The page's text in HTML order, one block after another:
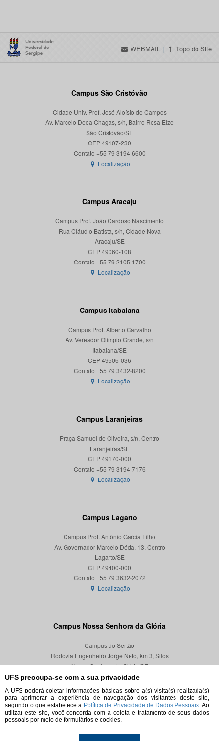
UFS preocupa-se com a sua privacidade
A UFS poderá coletar informações básicas sobre a(s) visita(s) realizada(s)
para aprimorar a experiência de navegação dos visitantes deste site,
segundo o que estabelece a Política de Privacidade de Dados Pessoais. Ao
utilizar este site, você concorda com a coleta e tratamento de seus dados
pessoais por meio de formulários e cookies.
WEBMAIL | Topo do Site
Campus São Cristóvão
Cidade Univ. Prof. José Aloísio de Campos
Av. Marcelo Deda Chagas, s/n, Bairro Rosa Elze
São Cristóvão/SE
CEP 49107-230
Localização
Campus Aracaju
Campus Prof. João Cardoso Nascimento
Rua Cláudio Batista, s/n, Cidade Nova
Aracaju/SE
CEP 49060-108
Localização
Campus Itabaiana
Campus Prof. Alberto Carvalho
Av. Vereador Olímpio Grande, s/n
Itabaiana/SE
CEP 49506-036
Localização
Campus Laranjeiras
Praça Samuel de Oliveira, s/n, Centro
Laranjeiras/SE
CEP 49170-000
Localização
Campus Lagarto
Campus Prof. Antônio Garcia Filho
Av. Governador Marcelo Déda, 13, Centro
Lagarto/SE
CEP 49400-000
Localização
Campus Nossa Senhora da Glória
Campus do Sertão
Rodovia Engenheiro Jorge Neto, km 3, Silos
Nossa Senhora da Glória/SE
CEP 49680-000
Localização